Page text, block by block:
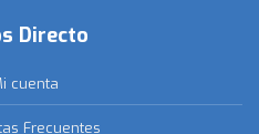
Directo
cuenta
Frecuentes